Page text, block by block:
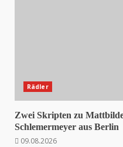
Rädler
Zwei Skripten zu
Schlemermeyer aus Berlin
09.08.2026